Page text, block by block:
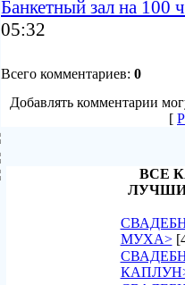
Банкетный зал на 100
05:32
Всего комментариев: 0
Добавлять комментарии
[
ВСЕ
МУХА>